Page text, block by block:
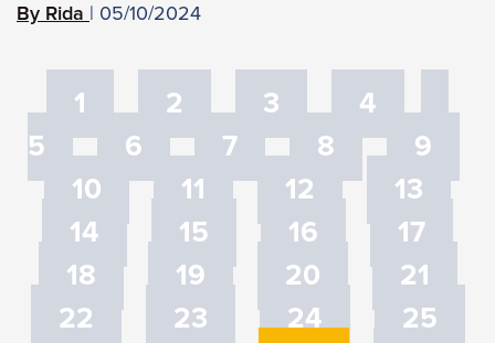
Rida 05/10/2024
1 2 3
4
5
6 7 8
9
10
11 12
13
14
15 16
17
18
19 20
21
22
23 24
25